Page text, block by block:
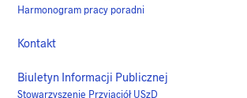
Harmonogram pracy poradni
Kontakt
Biuletyn Informacji Publicznej
Stowarzyszenie Przyjaciół USzD